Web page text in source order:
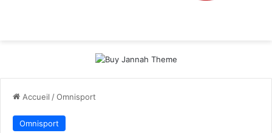
Accueil /Omnisport
Omnisport